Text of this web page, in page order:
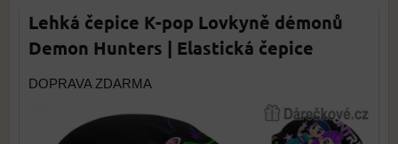
Lehká čepice K-pop Lovkyně démonů
Demon Hunters | Elastická čepice
DOPRAVA ZDARMA